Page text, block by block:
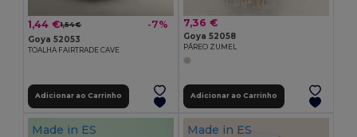
1,44 €1,54 € -7%
Goya 52053
TOALHA FAIRTRADE CAVE
Adicionar ao Carrinho
7,36 €
Goya 52058
PÁREO ZUMEL
Adicionar ao Carrinho
Made in ES Made in ES